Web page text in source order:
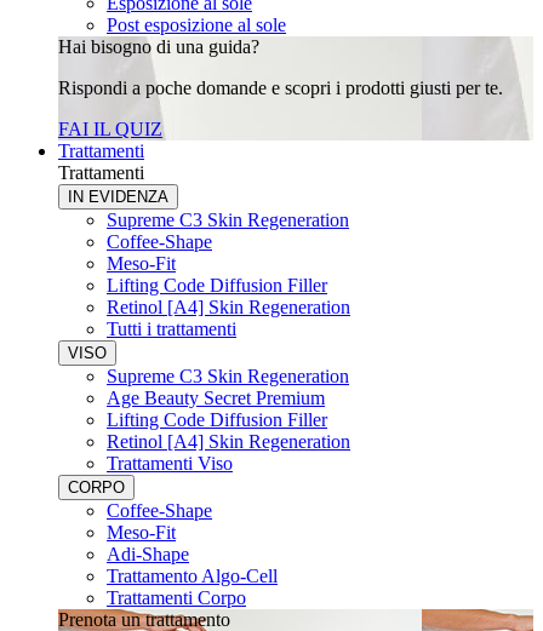
Post esposizione al sole
Hai bisogno di una guida?
Rispondi a poche domande e scopri i prodotti giusti per te.
FAI IL QUIZ
Trattamenti
Trattamenti
IN EVIDENZA
Supreme C3 Skin Regeneration
Coffee-Shape
Meso-Fit
Lifting Code Diffusion Filler
Retinol [A4] Skin Regeneration
Tutti i trattamenti
VISO
Supreme C3 Skin Regeneration
Age Beauty Secret Premium
Lifting Code Diffusion Filler
Retinol [A4] Skin Regeneration
Trattamenti Viso
CORPO
Coffee-Shape
Meso-Fit
Adi-Shape
Trattamento Algo-Cell
Trattamenti Corpo
Prenota un trattamento